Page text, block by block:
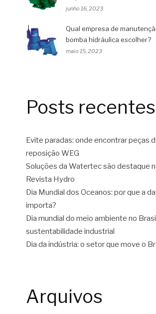
junho 16, 2023
Qual empresa de
bomba hidráulica escolher?
maio 15, 2023
Posts recentes
Evite paradas: onde encontrar peças
reposição WEG
Soluções da Watertec são destaque
Revista Hydro
Dia Mundial dos Oceanos: por que a
importa?
Dia mundial do meio ambiente no
sustentabilidade industrial
Dia da indústria: o setor que move o
Arquivos